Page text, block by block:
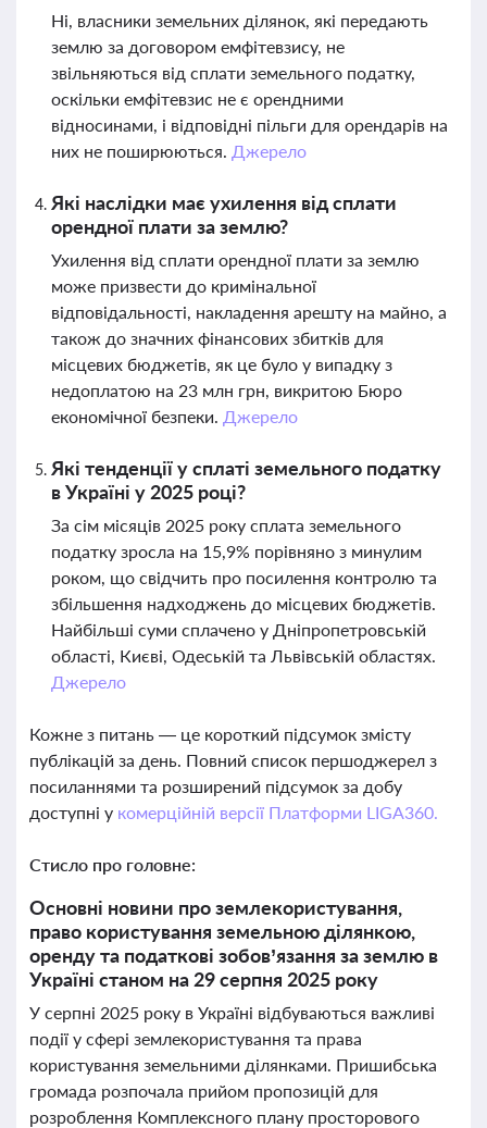
Ні, власники земельних ділянок, які передають
землю за договором емфітевзису, не
звільняються від сплати земельного податку,
оскільки емфітевзис не є орендними
відносинами, і відповідні пільги для орендарів на
них не поширюються. Джерело
Які наслідки має ухилення від сплати
орендної плати за землю?
Ухилення від сплати орендної плати за землю
може призвести до кримінальної
відповідальності, накладення арешту на майно, а
також до значних фінансових збитків для
місцевих бюджетів, як це було у випадку з
недоплатою на 23 млн грн, викритою Бюро
економічної безпеки. Джерело
Які тенденції у сплаті земельного податку
в Україні у 2025 році?
За сім місяців 2025 року сплата земельного
податку зросла на 15,9% порівняно з минулим
роком, що свідчить про посилення контролю та
збільшення надходжень до місцевих бюджетів.
Найбільші суми сплачено у Дніпропетровській
області, Києві, Одеській та Львівській областях.
Джерело
Кожне з питань — це короткий підсумок змісту
публікацій за день. Повний список першоджерел з
посиланнями та розширений підсумок за добу
доступні у комерційній версії Платформи LIGA360.
Стисло про головне:
Основні новини про землекористування,
право користування земельною ділянкою,
оренду та податкові зобов’язання за землю в
Україні станом на 29 серпня 2025 року
У серпні 2025 року в Україні відбуваються важливі
події у сфері землекористування та права
користування земельними ділянками. Пришибська
громада розпочала прийом пропозицій для
розроблення Комплексного плану просторового